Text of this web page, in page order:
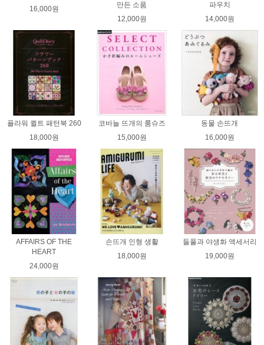
16,000원
만든 소품
12,000원
파우치
14,000원
플라워 퀼트 패턴북 260
18,000원
코바늘 뜨개의 룸슈즈
15,000원
동물 손뜨개
16,000원
AFFAIRS OF THE
HEART
24,000원
손뜨개 인형 생활
18,000원
들풀과 야생화 액세서리
19,000원